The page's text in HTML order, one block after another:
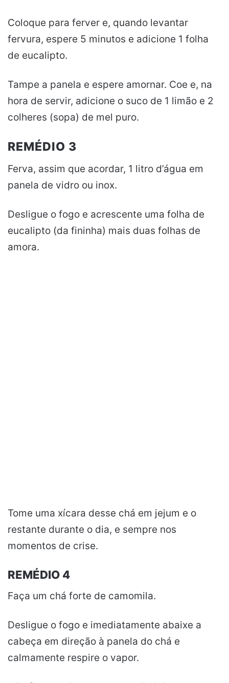
Coloque para ferver e, quando levantar
fervura, espere 5 minutos e adicione 1 folha
de eucalipto.
Tampe a panela e espere amornar. Coe e, na
hora de servir, adicione o suco de 1 limão e 2
colheres (sopa) de mel puro.
REMÉDIO 3
Ferva, assim que acordar, 1 litro d’água em
panela de vidro ou inox.
Desligue o fogo e acrescente uma folha de
eucalipto (da fininha) mais duas folhas de
amora.
Tome uma xícara desse chá em jejum e o
restante durante o dia, e sempre nos
momentos de crise.
REMÉDIO 4
Faça um chá forte de camomila.
Desligue o fogo e imediatamente abaixe a
cabeça em direção à panela do chá e
calmamente respire o vapor.